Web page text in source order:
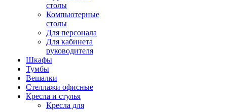
столы
Компьютерные
столы
Для персонала
Для кабинета
руководителя
Шкафы
Тумбы
Вешалки
Стеллажи офисные
Кресла и стулья
Кресла для